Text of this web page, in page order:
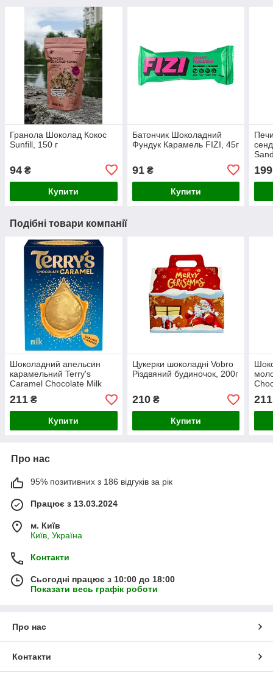
Гранола Шоколад Кокос
Sunfill, 150 г
94 ₴
Купити
Батончик Шоколадний
Фундук Карамель FIZI, 45г
91₴
Купити
199
Подібні товари компанії
Шоколадний апельсин
карамельний Terry's
Caramel Chocolate Milk
145г
211 ₴
Купити
Цукерки шоколадні Vobro
Різдвяний будиночок, 200г
210₴
Купити
211
Про нас
95% позитивних з 186 відгуків за рік
Працює з 13.03.2024
м. Київ
Київ, Україна
Контакти
Сьогодні працює з 10:00 до 18:00
Показати весь графік роботи
Про нас
Контакти